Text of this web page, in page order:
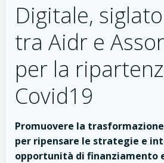
Digitale,
tra Aidr e
per la
Covid19
Promuovere la
per ripensare le strategie e
opportunità di finanziamento